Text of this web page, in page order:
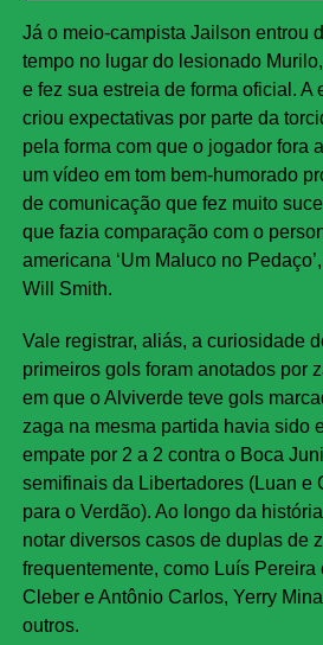
Já o meio-campista Jailson entrou
tempo no lugar do lesionado
e fez sua estreia de forma oficial. A
criou expectativas por parte da
pela forma com que o jogador fora
um vídeo em tom bem-humorado
de comunicação que fez muito
que fazia comparação com o
americana ‘Um Maluco no
Will Smith.
Vale registrar, aliás, a curiosidade
primeiros gols foram anotados por
em que o Alviverde teve gols
zaga na mesma partida havia sido
empate por 2 a 2 contra o Boca
semifinais da Libertadores (Luan e
para o Verdão). Ao longo da
notar diversos casos de duplas de
frequentemente, como Luís Pereira
Cleber e Antônio Carlos, Yerry
outros.